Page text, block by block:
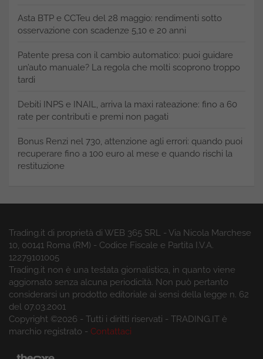
Asta BTP e CCTeu del 28 maggio: rendimenti sotto
osservazione con scadenze 5,10 e 20 anni
Patente presa con il cambio automatico: puoi guidare
un’auto manuale? La regola che molti scoprono troppo
tardi
Debiti INPS e INAIL, arriva la maxi rateazione: fino a 60
rate per contributi e premi non pagati
Bonus Renzi nel 730, attenzione agli errori: quando puoi
recuperare fino a 100 euro al mese e quando rischi la
restituzione
Trading.it di proprietà di WEB 365 SRL - Via Nicola Marchese
10, 00141 Roma (RM) - Codice Fiscale e Partita I.V.A.
12279101005
Trading.it non è una testata giornalistica, in quanto viene
aggiornato senza alcuna periodicità. Non può pertanto
considerarsi un prodotto editoriale ai sensi della legge n. 62
del 07.03.2001
Copyright ©2026 - Tutti i diritti riservati - TRADING.IT è
marchio registrato - Contattaci